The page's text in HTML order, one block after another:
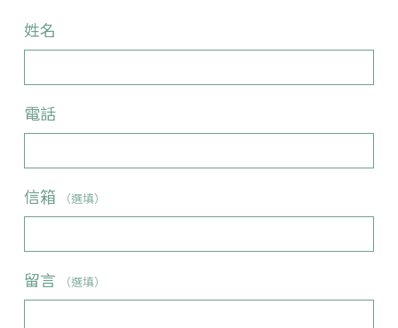
姓名
電話
信箱 （選填）
留言 （選填）